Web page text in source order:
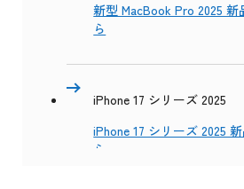
新型 MacBook Pro 2025
ら
iPhone 17 シリーズ 2025
iPhone 17 シリーズ 2025
ら